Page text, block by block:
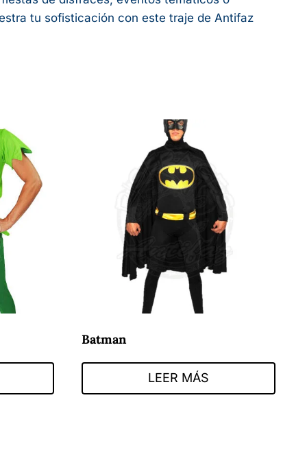
tu sofisticación con este traje de Antifaz
Batman
LEER MÁS